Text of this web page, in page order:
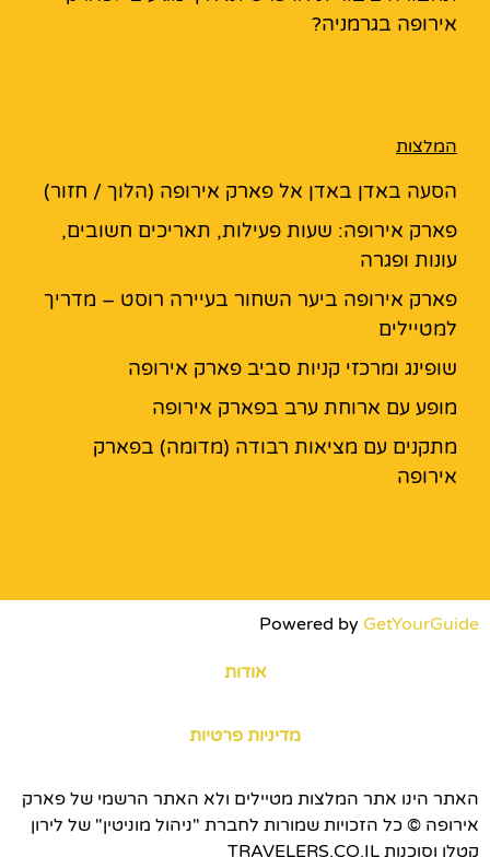
אירופה בגרמניה?
המלצות
הסעה באדן באדן אל פארק אירופה (הלוך / חזור)
פארק אירופה: שעות פעילות, תאריכים חשובים,
עונות ופגרה
פארק אירופה ביער השחור בעיירה רוסט – מדריך
למטיילים
שופינג ומרכזי קניות סביב פארק אירופה
מופע עם ארוחת ערב בפארק אירופה
מתקנים עם מציאות רבודה (מדומה) בפארק
אירופה
Powered by GetYourGuide
אודות
מדיניות פרטיות
האתר הינו אתר המלצות מטיילים ולא האתר הרשמי של פארק
אירופה © כל הזכויות שמורות לחברת "ניהול מוניטין" של לירון
קטלן וסוכנות TRAVELERS.CO.IL